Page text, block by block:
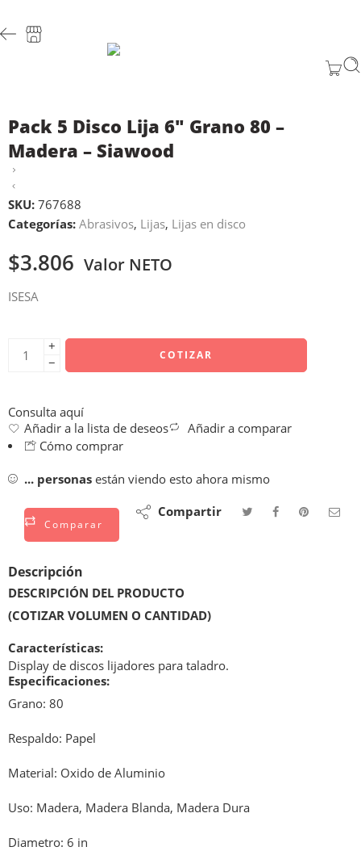
Pack 5 Disco Lija 6″ Grano 80 –
Madera – Siawood
SKU: 767688
Categorías: Abrasivos, Lijas, Lijas en disco
$3.806 Valor NETO
ISESA
+
−
COTIZAR
Consulta aquí
Añadir a la lista de deseos
Añadir a comparar
Cómo comprar
... personas están viendo esto ahora mismo
Comparar
Compartir
Descripción
DESCRIPCIÓN DEL PRODUCTO
(COTIZAR VOLUMEN O CANTIDAD)
Características:
Display de discos lijadores para taladro.
Especificaciones:
Grano: 80
Respaldo: Papel
Material: Oxido de Aluminio
Uso: Madera, Madera Blanda, Madera Dura
Diametro: 6 in